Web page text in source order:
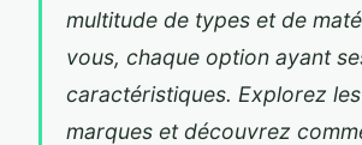
multitude de types et de
vous, chaque option ayant
caractéristiques. Explorez
marques et découvrez